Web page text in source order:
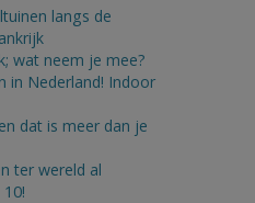
langs de
wat neem je mee?
in Nederland! Indoor
dat is meer dan je
ter wereld al